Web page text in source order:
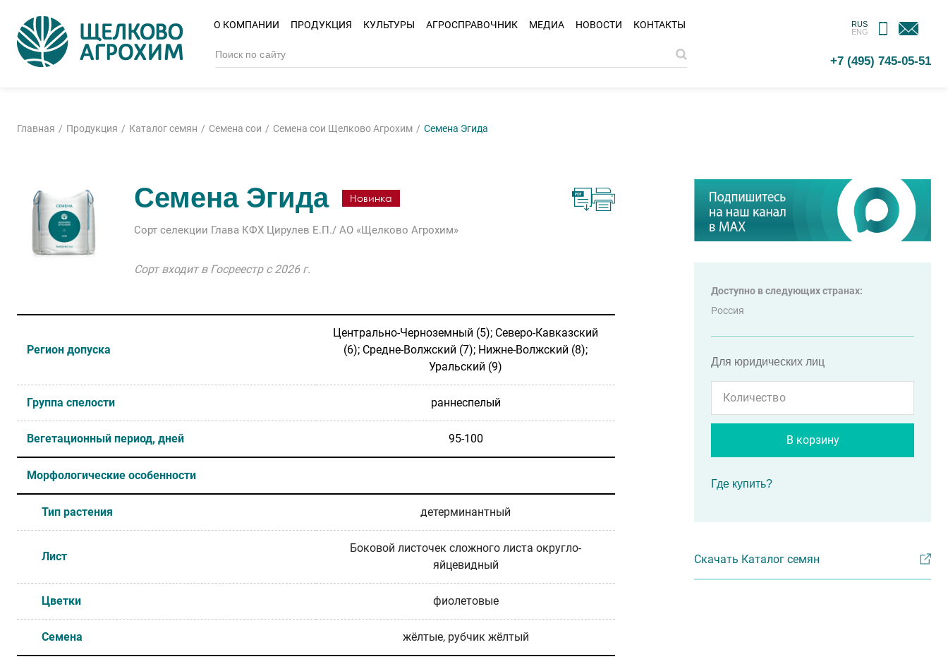
О КОМПАНИИ ПРОДУКЦИЯ КУЛЬТУРЫ АГРОСПРАВОЧНИК МЕДИА НОВОСТИ КОНТАКТЫ
RUS
ENG
МОБИЛЬНОЕ
ПРИЛОЖЕНИЕ
ОБРАТНАЯ
СВЯЗЬ
+7 (495) 745-05-51
Главная Продукция Каталог семян Семена сои Семена сои Щелково Агрохим Семена Эгида
Доступно в следующих странах:
Россия
Для юридических лиц
В корзину
Где купить?
Скачать Каталог семян
Семена Эгида Новинка
Сорт селекции Глава КФХ Цирулев Е.П./ АО «Щелково Агрохим»
Сорт входит в Госреестр с 2026 г.
Регион допуска
Центрально-Черноземный (5); Северо-Кавказский
(6); Средне-Волжский (7); Нижне-Волжский (8);
Уральский (9)
Группа спелости раннеспелый
Вегетационный период, дней 95-100
Морфологические особенности
Тип растения детерминантный
Лист
Боковой листочек сложного листа округло-
яйцевидный
Цветки фиолетовые
Семена жёлтые, рубчик жёлтый